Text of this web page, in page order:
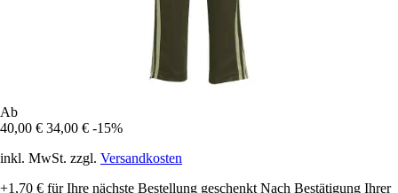
Ab
40,00 € 34,00 € -15%
inkl. MwSt. zzgl. Versandkosten
+1,70 € für Ihre nächste Bestellung geschenkt Nach Bestätigung Ihrer